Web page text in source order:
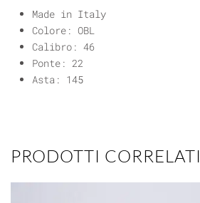
Made in Italy
Colore: OBL
Calibro: 46
Ponte: 22
Asta: 145
PRODOTTI CORRELATI